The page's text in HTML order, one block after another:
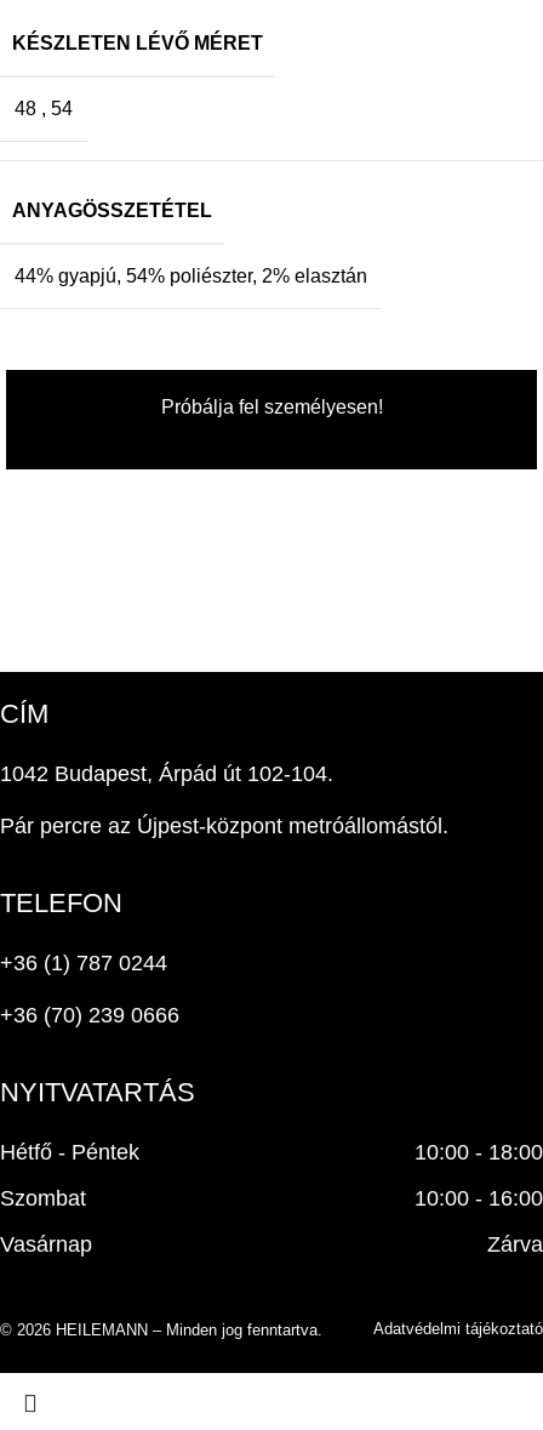
KÉSZLETEN LÉVŐ MÉRET
48 , 54
ANYAGÖSSZETÉTEL
44% gyapjú, 54% poliészter, 2% elasztán
Próbálja fel személyesen!
CÍM
1042 Budapest, Árpád út 102-104.
Pár percre az Újpest-központ metróállomástól.
TELEFON
+36 (1) 787 0244
+36 (70) 239 0666
NYITVATARTÁS
Hétfő - Péntek
10:00 - 18:00
Szombat
10:00 - 16:00
Vasárnap
Zárva
© 2026 HEILEMANN – Minden jog fenntartva. Adatvédelmi tájékoztató